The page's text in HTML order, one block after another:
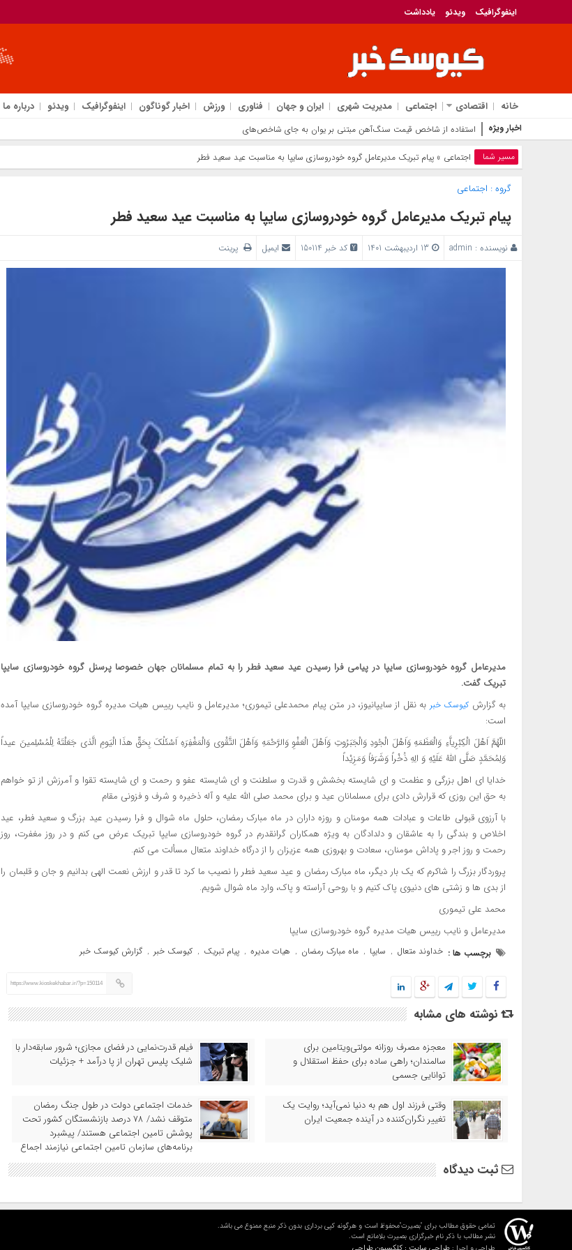
اینفوگرافیک ویدئو یادداشت
خانه اقتصادی اجتماعی مدیریت شهری ایران و جهان فناوری ورزش اخبار گوناگون اینفوگرافیک ویدئو درباره ما
اخبار ویژه استفاده از شاخص قیمت سنگ‌آهن مبتنی بر یوان به جای شاخص‌های دلاری
مسیر شما اجتماعی » پیام تبریک مدیرعامل گروه خودروسازی سایپا به مناسبت عید سعید فطر
گروه : اجتماعی
پیام تبریک مدیرعامل گروه خودروسازی سایپا به مناسبت عید سعید فطر
نویسنده : admin کد خبر 150114 ایمیل پرینت
مدیرعامل گروه خودروسازی سایپا در پیامی فرا رسیدن عید سعید فطر را به تمام مسلمانان جهان خصوصا پرسنل گروه خودروسازی سایپا
تبریک گفت.
به گزارش کیوسک خبر به نقل از سایپانیوز، در متن پیام محمدعلی تیموری؛ مدیرعامل و نایب رییس هیات مدیره گروه خودروسازی سایپا آمده
است:
اللّهُمَّ اَهْلَ الْکِبْرِیاَّءِ وَالْعَظَمَهِ وَاَهْلَ الْجُودِ وَالْجَبَرُوتِ وَاَهْلَ الْعَفْوِ وَالرَّحْمَهِ وَاَهْلَ التَّقْوی وَالْمَغْفِرَهِ اَسْئَلُکَ بِحَقِّ هذَا الْیَومِ الَّذی جَعَلْتَهُ لِلْمُسْلِمینَ عیداً
وَلِمُحَمَّدٍ صَلَّی اللّهُ عَلَیْهِ وَ الِهِ ذُخْراً وَشَرَفاً وَمَزِیْداً
خدایا ای اهل بزرگی و عظمت و ای شایسته بخشش و قدرت و سلطنت و ای شایسته عفو و رحمت و ای شایسته تقوا و آمرزش از تو خواهم
به حق این روزی که قرارش دادی برای مسلمانان عید و برای محمد صلی الله علیه و آله ذخیره و شرف و فزونی مقام
با آرزوی قبولی طاعات و عبادات همه مومنان و روزه داران در ماه مبارک رمضان، حلول ماه شوال و فرا رسیدن عید بزرگ و سعید فطر، عید
اخلاص و بندگی را به عاشقان و دلدادگان به ویژه همکاران گرانقدرم در گروه خودروسازی سایپا تبریک عرض می کنم و در روز مغفرت، روز
رحمت و روز اجر و پاداش مومنان، سعادت و بهروزی همه عزیزان را از درگاه خداوند متعال مسألت می کنم.
پروردگار بزرگ را شاکرم که یک بار دیگر، ماه مبارک رمضان و عید سعید فطر را نصیب ما کرد تا قدر و ارزش نعمت الهی بدانیم و جان و قلبمان را
از بدی ها و زشتی های دنیوی پاک کنیم و با روحی آراسته و پاک، وارد ماه شوال شویم.
محمد علی تیموری
مدیرعامل و نایب رییس هیات مدیره گروه خودروسازی سایپا
برچسب ها : خداوند متعال , سایپا , ماه مبارک رمضان , هیات مدیره , پیام تبریک , کیوسک خبر , گزارش کیوسک خبر
https://www.kioskekhabar.ir/?p=150114
نوشته های مشابه
معجزه مصرف روزانه مولتی‌ویتامین برای
سالمندان؛ راهی ساده برای حفظ استقلال و
توانایی جسمی
فیلم قدرت‌نمایی در فضای مجازی؛ شرور سابقه‌دار با
شلیک پلیس تهران از پا درآمد + جزئیات
وقتی فرزند اول هم به دنیا نمی‌آید؛ روایت یک
تغییر نگران‌کننده در آینده جمعیت ایران
خدمات اجتماعی دولت در طول جنگ رمضان
متوقف نشد/ ۷۸ درصد بازنشستگان کشور تحت
پوشش تامین اجتماعی هستند/ پیشبرد
برنامه‌های سازمان تامین اجتماعی نیازمند اجماع
همه ذینفعان است
ثبت دیدگاه
تمامی حقوق مطالب برای "بصیرت"محفوظ است و هرگونه کپی برداری بدون ذکر منبع ممنوع می باشد.
نشر مطالب با ذکر نام خبرگزاری بصیرت بلامانع است.